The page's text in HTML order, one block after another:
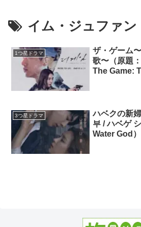
イム・ジュファン
ザ・ゲーム